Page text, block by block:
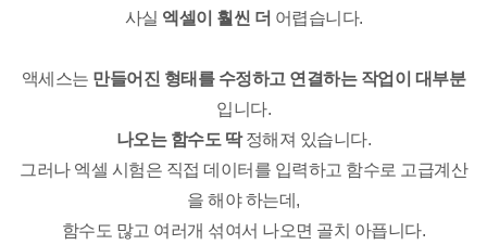
사실 엑셀이 훨씬 더 어렵습니다.
액세스는 만들어진 형태를 수정하고 연결하는 작업이 대부분
입니다.
나오는 함수도 딱정해져 있습니다.
그러나 엑셀 시험은 직접 데이터를 입력하고 함수로 고급계산
을 해야 하는데,
함수도 많고 여러개 섞여서 나오면 골치 아픕니다.